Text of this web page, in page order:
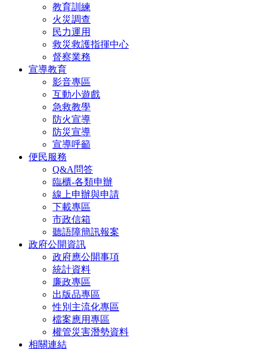
教育訓練
火災調查
民力運用
救災救護指揮中心
督察業務
宣導教育
影音專區
互動小遊戲
急救教學
防火宣導
防災宣導
宣導呼籲
便民服務
Q&A問答
臨櫃-各類申辦
線上申辦與申請
下載專區
市政信箱
聽語障簡訊報案
政府公開資訊
政府應公開事項
統計資料
廉政專區
出版品專區
性別主流化專區
檔案應用專區
權管災害潛勢資料
相關連結